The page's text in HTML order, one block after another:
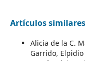
Artículos similares
Alicia de la C.
Garrido,